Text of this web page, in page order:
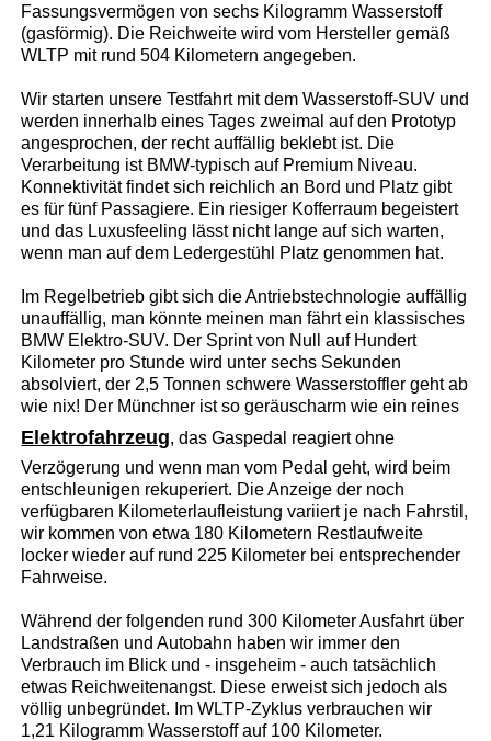
Fassungsvermögen von sechs Kilogramm Wasserstoff
(gasförmig). Die Reichweite wird vom Hersteller gemäß
WLTP mit rund 504 Kilometern angegeben.
Wir starten unsere Testfahrt mit dem Wasserstoff-SUV und
werden innerhalb eines Tages zweimal auf den Prototyp
angesprochen, der recht auffällig beklebt ist. Die
Verarbeitung ist BMW-typisch auf Premium Niveau.
Konnektivität findet sich reichlich an Bord und Platz gibt
es für fünf Passagiere. Ein riesiger Kofferraum begeistert
und das Luxusfeeling lässt nicht lange auf sich warten,
wenn man auf dem Ledergestühl Platz genommen hat.
Im Regelbetrieb gibt sich die Antriebstechnologie auffällig
unauffällig, man könnte meinen man fährt ein klassisches
BMW Elektro-SUV. Der Sprint von Null auf Hundert
Kilometer pro Stunde wird unter sechs Sekunden
absolviert, der 2,5 Tonnen schwere Wasserstoffler geht ab
wie nix! Der Münchner ist so geräuscharm wie ein reines
Elektrofahrzeug, das Gaspedal reagiert ohne
Verzögerung und wenn man vom Pedal geht, wird beim
entschleunigen rekuperiert. Die Anzeige der noch
verfügbaren Kilometerlaufleistung variiert je nach Fahrstil,
wir kommen von etwa 180 Kilometern Restlaufweite
locker wieder auf rund 225 Kilometer bei entsprechender
Fahrweise.
Während der folgenden rund 300 Kilometer Ausfahrt über
Landstraßen und Autobahn haben wir immer den
Verbrauch im Blick und - insgeheim - auch tatsächlich
etwas Reichweitenangst. Diese erweist sich jedoch als
völlig unbegründet. Im WLTP-Zyklus verbrauchen wir
1,21 Kilogramm Wasserstoff auf 100 Kilometer.